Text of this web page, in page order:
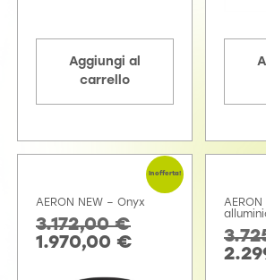
Aggiungi al
carrello
AERON NEW – Onyx
3.172,00€
1.970,00 €
In offerta!